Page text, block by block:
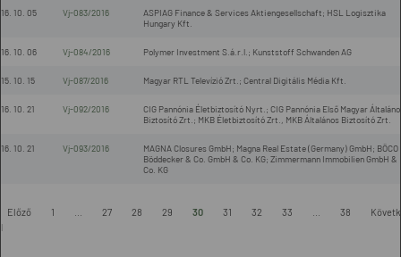
10. 05 Vj-083/2016
ASPIAG Finance & Services Aktiengesellschaft; HSL Logisztika
Hungary Kft.
10. 06 Vj-084/2016 Polymer Investment S.á.r.l.; Kunststoff Schwanden AG
10. 15 Vj-087/2016 Magyar RTL Televízió Zrt.; Central Digitális Média Kft.
10. 21 Vj-092/2016
CIG Pannónia Életbiztosító Nyrt.; CIG Pannónia Első Magyar
Biztosító Zrt.; MKB Életbiztosító Zrt., MKB Általános Biztosító Zrt.
10. 21 Vj-093/2016
MAGNA Closures GmbH; Magna Real Estate (Germany) GmbH; BÖCO
Böddecker & Co. GmbH & Co. KG; Zimmermann Immobilien GmbH &
Co. KG
Előző 1 27 28 29 30 31 32 33 38